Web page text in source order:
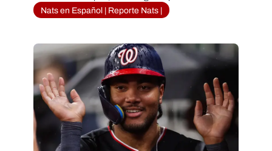
Nats en Español | Reporte Nats |